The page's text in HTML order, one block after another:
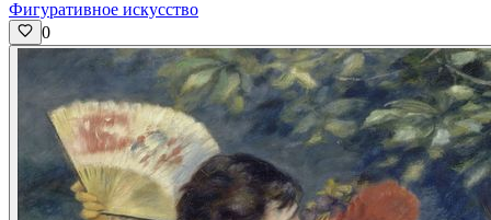
Фигуративное искусство
0